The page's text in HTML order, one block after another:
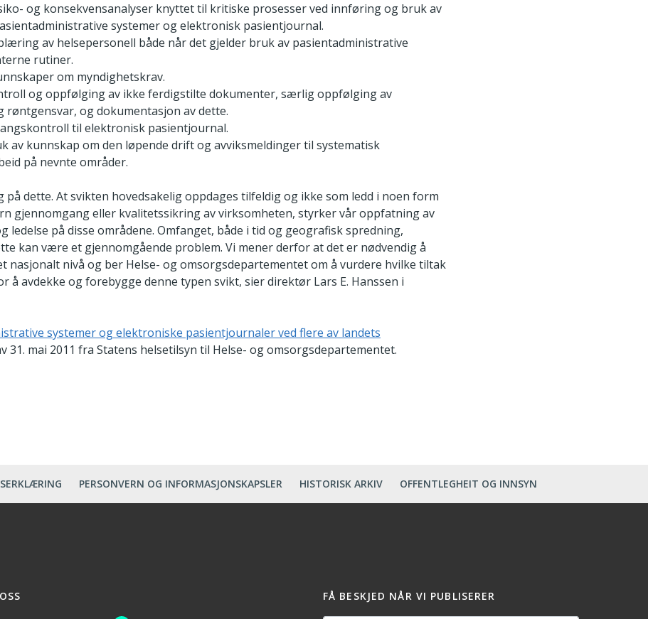
og konsekvensanalyser knyttet til kritiske prosesser ved innføring og bruk av
systemer og elektronisk pasientjournal.
av helsepersonell både når det gjelder bruk av pasientadministrative
rutiner.
om myndighetskrav.
og oppfølging av ikke ferdigstilte dokumenter, særlig oppfølging av
røntgensvar, og dokumentasjon av dette.
til elektronisk pasientjournal.
av kunnskap om den løpende drift og avviksmeldinger til systematisk
på nevnte områder.
dette. At svikten hovedsakelig oppdages tilfeldig og ikke som ledd i noen form
gjennomgang eller kvalitetssikring av virksomheten, styrker vår oppfatning av
ledelse på disse områdene. Omfanget, både i tid og geografisk spredning,
kan være et gjennomgående problem. Vi mener derfor at det er nødvendig å
nasjonalt nivå og ber Helse- og omsorgsdepartementet om å vurdere hvilke tiltak
å avdekke og forebygge denne typen svikt, sier direktør Lars E. Hanssen i
systemer og elektroniske pasientjournaler ved flere av landets
31. mai 2011 fra Statens helsetilsyn til Helse- og omsorgsdepartementet.
PERSONVERN OG INFORMASJONSKAPSLER HISTORISK ARKIV OFFENTLEGHEIT OG INNSYN
FÅ BESKJED NÅR VI PUBLISERER